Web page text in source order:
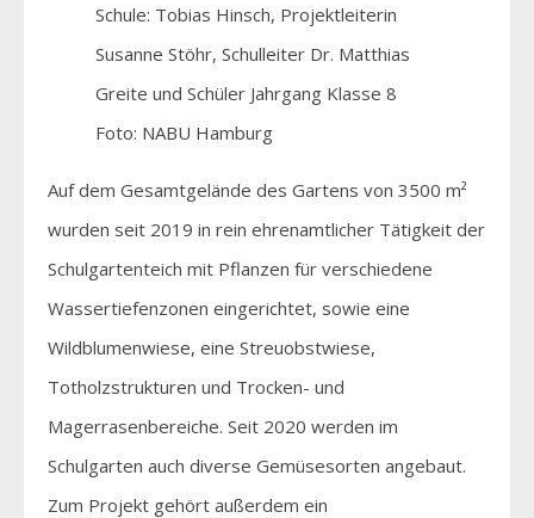
Schule: Tobias Hinsch, Projektleiterin
Susanne Stöhr, Schulleiter Dr. Matthias
Greite und Schüler Jahrgang Klasse 8
Foto: NABU Hamburg
Auf dem Gesamtgelände des Gartens von 3500 m²
wurden seit 2019 in rein ehrenamtlicher Tätigkeit der
Schulgartenteich mit Pflanzen für verschiedene
Wassertiefenzonen eingerichtet, sowie eine
Wildblumenwiese, eine Streuobstwiese,
Totholzstrukturen und Trocken- und
Magerrasenbereiche. Seit 2020 werden im
Schulgarten auch diverse Gemüsesorten angebaut.
Zum Projekt gehört außerdem ein